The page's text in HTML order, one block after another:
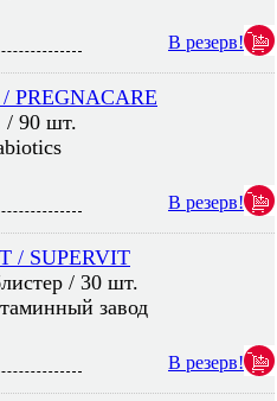
В резерв!
/ 90 шт.
В резерв!
SUPERVIT
/ 30 шт.
завод
В резерв!